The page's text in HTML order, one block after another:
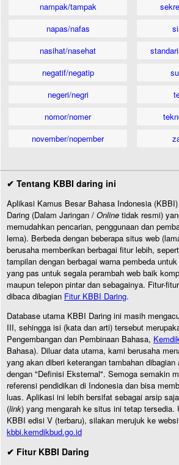
nampak/tampak
napas/nafas
nasihat/nasehat
negatif/negatip
negeri/negri
nomor/nomer
november/nopember
✔ Tentang KBBI daring ini
Aplikasi Kamus Besar Bahasa Indonesia
Daring (Dalam Jaringan / Online tidak resmi)
memudahkan pencarian, penggunaan dan
lema). Berbeda dengan beberapa situs web
berusaha memberikan berbagai fitur lebih,
tampilan dengan berbagai warna pembeda
yang pas untuk segala perambah web baik
maupun telepon pintar dan sebagainya. Fitur-
dibaca dibagian Fitur KBBI Daring.
Database utama KBBI Daring ini masih
III, sehingga isi (kata dan arti) tersebut
Pengembangan dan Pembinaan Bahasa,
Bahasa). Diluar data utama, kami berusaha
yang akan diberi keterangan tambahan
dengan "Definisi Eksternal". Semoga semakin
referensi pendidikan di Indonesia dan bisa
luas. Aplikasi ini lebih bersifat sebagai arsip
(link) yang mengarah ke situs ini tetap tersedia.
KBBI edisi V (terbaru), silakan merujuk ke
kbbi.kemdikbud.go.id
✔ Fitur KBBI Daring